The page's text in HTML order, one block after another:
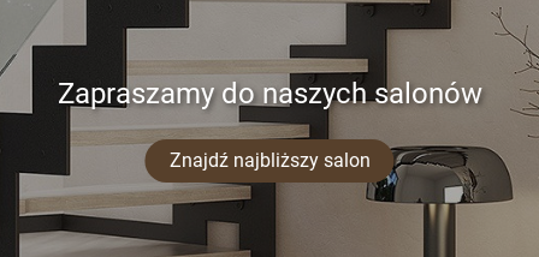
Zapraszamy do naszych salonów
Znajdź najbliższy salon